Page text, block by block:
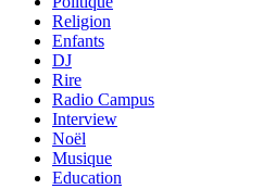
Religion
Enfants
DJ
Rire
Radio Campus
Interview
Noël
Musique
Education